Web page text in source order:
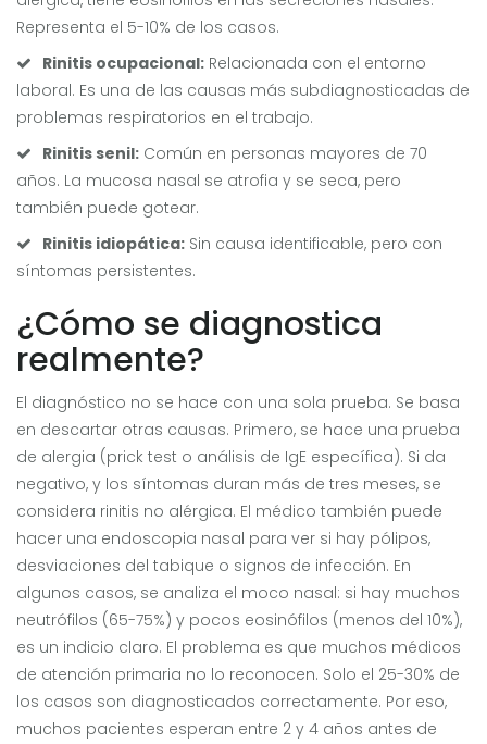
Representa el 5-10% de los casos.
Rinitis ocupacional: Relacionada con el entorno
laboral. Es una de las causas más subdiagnosticadas de
problemas respiratorios en el trabajo.
Rinitis senil: Común en personas mayores de 70
años. La mucosa nasal se atrofia y se seca, pero
también puede gotear.
Rinitis idiopática: Sin causa identificable, pero con
síntomas persistentes.
¿Cómo se diagnostica
realmente?
El diagnóstico no se hace con una sola prueba. Se basa
en descartar otras causas. Primero, se hace una prueba
de alergia (prick test o análisis de IgE específica). Si da
negativo, y los síntomas duran más de tres meses, se
considera rinitis no alérgica. El médico también puede
hacer una endoscopia nasal para ver si hay pólipos,
desviaciones del tabique o signos de infección. En
algunos casos, se analiza el moco nasal: si hay muchos
neutrófilos (65-75%) y pocos eosinófilos (menos del 10%),
es un indicio claro. El problema es que muchos médicos
de atención primaria no lo reconocen. Solo el 25-30% de
los casos son diagnosticados correctamente. Por eso,
muchos pacientes esperan entre 2 y 4 años antes de